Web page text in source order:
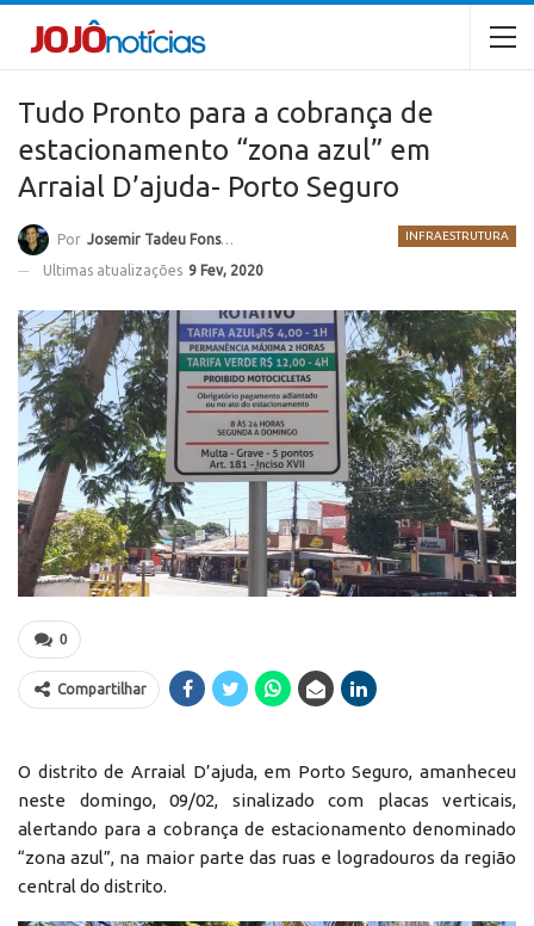
Tudo Pronto para a cobrança de
estacionamento “zona azul” em
Arraial D’ajuda- Porto Seguro
INFRAESTRUTURA
Por Josemir Tadeu Fonseca
Ultimas atualizações 9 Fev, 2020
0
Compartilhar
O distrito de Arraial D’ajuda, em Porto Seguro, amanheceu
neste domingo, 09/02, sinalizado com placas verticais,
alertando para a cobrança de estacionamento denominado
“zona azul”, na maior parte das ruas e logradouros da região
central do distrito.